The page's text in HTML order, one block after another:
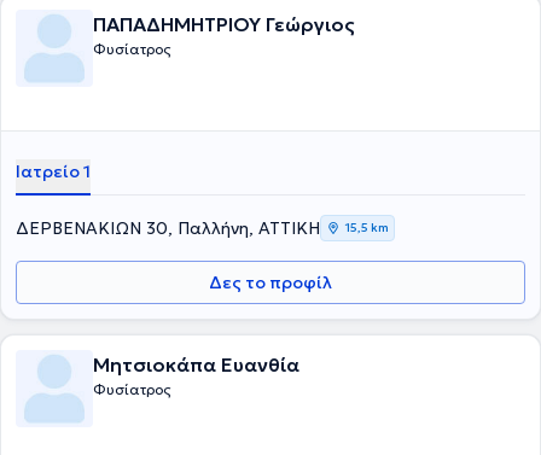
ΠΑΠΑΔΗΜΗΤΡΙΟΥ Γεώργιος
Φυσίατρος
Ιατρείο 1
ΔΕΡΒΕΝΑΚΙΩΝ 30, Παλλήνη, ΑΤΤΙΚΗ 15,5 km
Δες το προφίλ
Μητσιοκάπα Ευανθία
Φυσίατρος